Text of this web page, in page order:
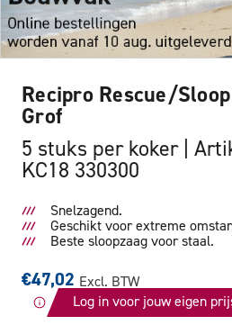
Recipro Rescue/
Grof
5 stuks per koker
KC18 330300
Snelzagend.
Geschikt voor extreme
Beste sloopzaag voor staal.
€47,02 Excl. BTW
Log in voor jouw eigen